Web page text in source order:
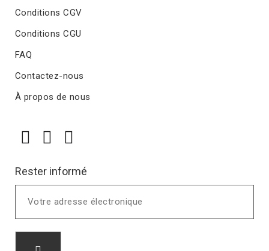
Conditions CGV
Conditions CGU
FAQ
Contactez-nous
À propos de nous
Rester informé